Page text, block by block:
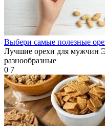
Выбери самые полезные
Лучшие орехи для мужчин
разнообразные
0 7